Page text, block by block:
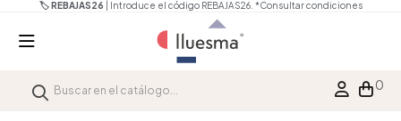
🏷️ REBAJAS26 | Introduce el código REBAJAS26. *Consultar condiciones
0